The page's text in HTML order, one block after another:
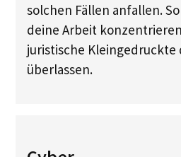
solchen Fällen anfallen.
deine Arbeit
juristische Kleingedruckte
überlassen.